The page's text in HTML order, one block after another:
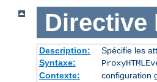
Directive
Description:
Spécifie les
Syntaxe:
Contexte:
configuration